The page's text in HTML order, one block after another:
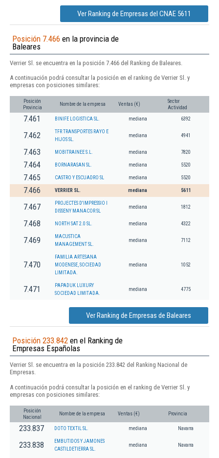
Ver Ranking de Empresas del CNAE 5611
Posición 7.466 en la provincia de
Baleares
Verrier Sl. se encuentra en la posición 7.466 del Ranking de Baleares.
A continuación podrá consultar la posición en el ranking de Verrier Sl. y
empresas con posiciones similares:
Posición
Provincia
Nombre de la empresa Ventas (€)
Sector
Actividad
7.461 BINIFE LOGISTICA SL. mediana 6392
7.462
TFR TRANSPORTES RAYO E
HIJOS SL.
mediana 4941
7.463 MOBITRAINEE S.L. mediana 7820
7.464 BORNARASAN SL. mediana 5520
7.465 CASTRO Y ESCUADRO SL mediana 5520
7.466 VERRIER SL. mediana 5611
7.467
PROJECTES D'IMPRESSIO I
DISSENY MANACOR SL
mediana 1812
7.468 NORTH SAT 2.0 SL. mediana 4322
7.469
MACUSTICA
MANAGEMENT SL.
mediana 7112
7.470
FAMILIA ARTESANA
MODENESE, SOCIEDAD
LIMITADA.
mediana 1052
7.471
PAPADUK LUXURY
SOCIEDAD LIMITADA.
mediana 4775
Ver Ranking de Empresas de Baleares
Posición 233.842 en el Ranking de
Empresas Españolas
Verrier Sl. se encuentra en la posición 233.842 del Ranking Nacional de
Empresas.
A continuación podrá consultar la posición en el ranking de Verrier Sl. y
empresas con posiciones similares:
Posición
Nacional
Nombre de la empresa Ventas (€) Provincia
233.837 DOTO TEXTIL SL. mediana Navarra
233.838
EMBUTIDOS Y JAMONES
CASTILDETIERRA SL.
mediana Navarra